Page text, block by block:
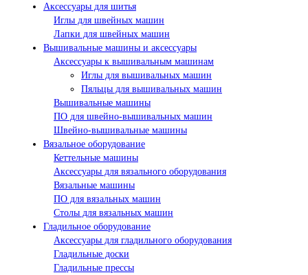
Аксессуары для шитья
Иглы для швейных машин
Лапки для швейных машин
Вышивальные машины и аксессуары
Аксессуары к вышивальным машинам
Иглы для вышивальных машин
Пяльцы для вышивальных машин
Вышивальные машины
ПО для швейно-вышивальных машин
Швейно-вышивальные машины
Вязальное оборудование
Кеттельные машины
Аксессуары для вязального оборудования
Вязальные машины
ПО для вязальных машин
Столы для вязальных машин
Гладильное оборудование
Аксессуары для гладильного оборудования
Гладильные доски
Гладильные прессы